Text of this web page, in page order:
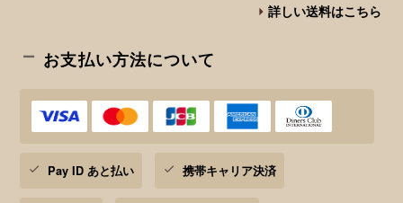
詳しい送料はこちら
お支払い方法について
Pay ID あと払い 携帯キャリア決済